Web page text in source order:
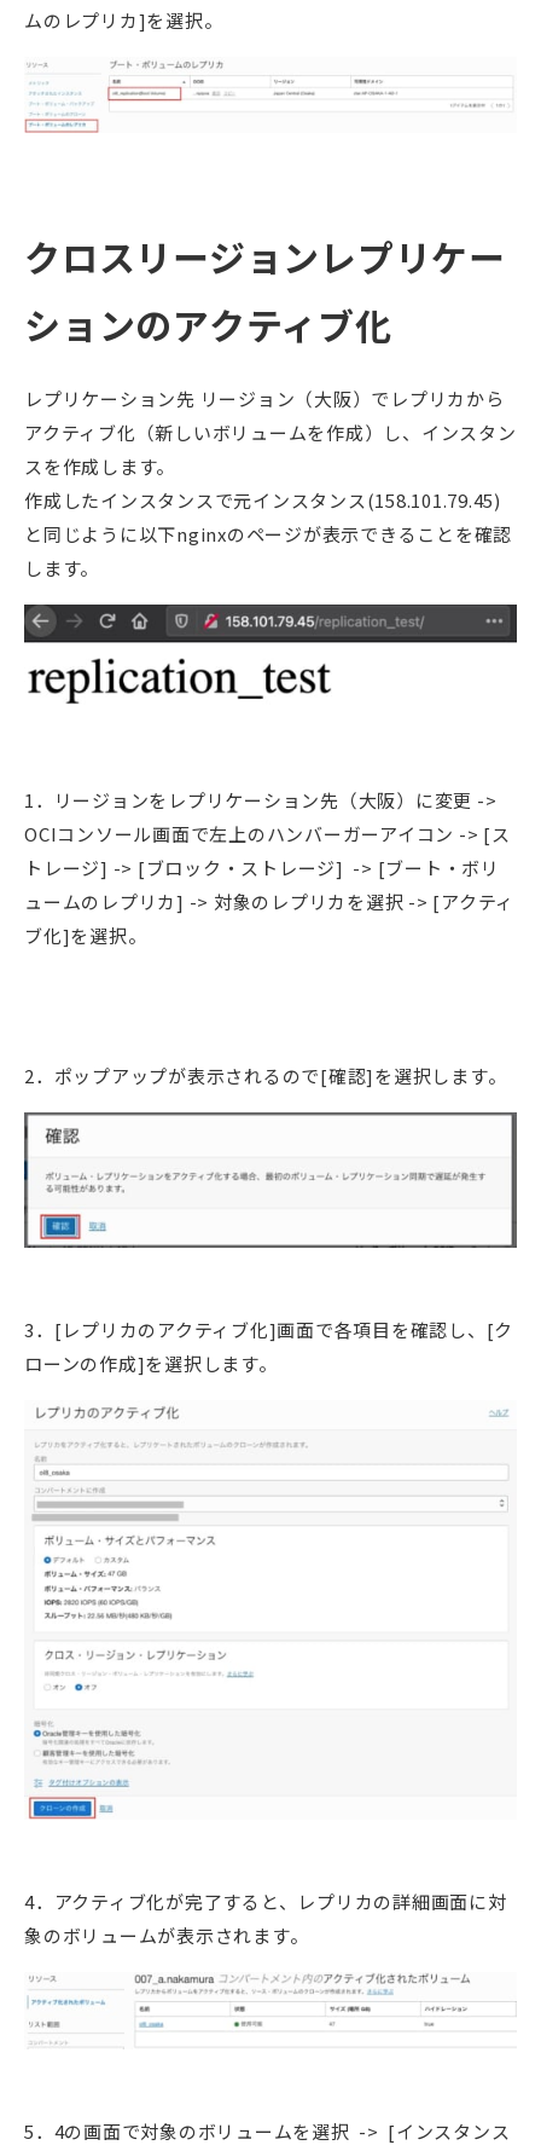
ムのレプリカ]を選択。
クロスリージョンレプリケー
ションのアクティブ化
レプリケーション先 リージョン（大阪）でレプリカから
アクティブ化（新しいボリュームを作成）し、インスタン
スを作成します。
作成したインスタンスで元インスタンス(158.101.79.45)
と同じように以下nginxのページが表示できることを確認
します。
1．リージョンをレプリケーション先（大阪）に変更 ->
OCIコンソール画面で左上のハンバーガーアイコン -> [ス
トレージ] -> [ブロック・ストレージ] -> [ブート・ボリ
ュームのレプリカ] -> 対象のレプリカを選択 -> [アクティ
ブ化]を選択。
2．ポップアップが表示されるので[確認]を選択します。
3．[レプリカのアクティブ化]画面で各項目を確認し、[ク
ローンの作成]を選択します。
4．アクティブ化が完了すると、レプリカの詳細画面に対
象のボリュームが表示されます。
5．4の画面で対象のボリュームを選択 -> [インスタンス